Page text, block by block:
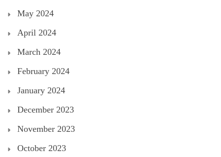
May 2024
April 2024
March 2024
February 2024
January 2024
December 2023
November 2023
October 2023